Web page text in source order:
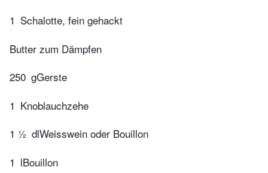
1 Schalotte, fein gehackt
Butter zum Dämpfen
250 gGerste
1 Knoblauchzehe
1 ½ dlWeisswein oder Bouillon
1 lBouillon